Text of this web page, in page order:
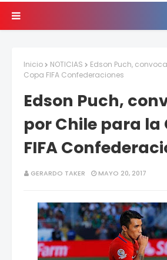
Inicio NOTICIAS
Edson Puch,
Copa FIFA Confederaciones
Edson Puch,
por Chile para la
FIFA
GERARDO TAKER MAYO 20, 2017